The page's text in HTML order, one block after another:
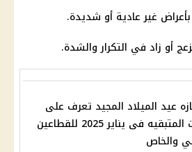
غير عادية أو شديدة.
أو زاد في التكرار والشدة.
عيد الميلاد المجيد تعرف على
الاجازات المتبقيه فى يناير 2025 للقطاعين
والخاص